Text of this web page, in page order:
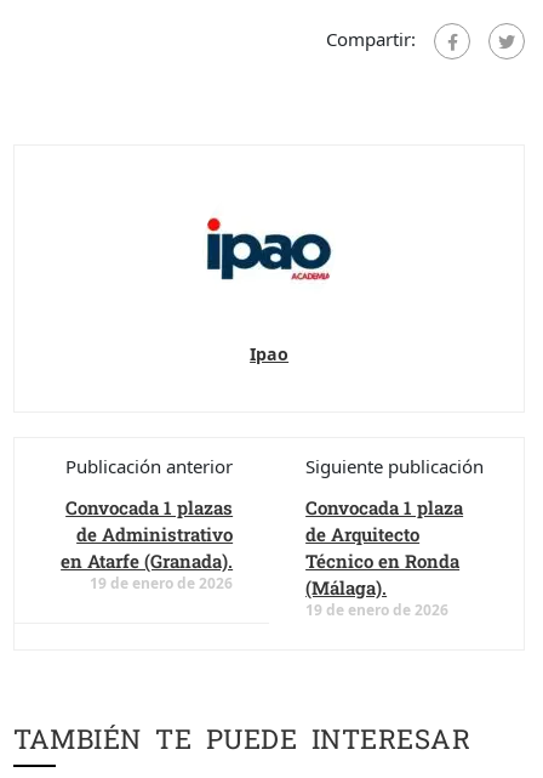
Compartir:
Ipao
Publicación anterior
Convocada 1 plazas
de Administrativo
en Atarfe (Granada).
19 de enero de 2026
Siguiente publicación
Convocada 1 plaza
de Arquitecto
Técnico en Ronda
(Málaga).
19 de enero de 2026
TAMBIÉN TE PUEDE INTERESAR